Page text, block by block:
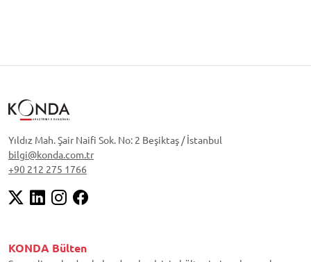
Yıldız Mah. Şair Naifi Sok. No: 2 Beşiktaş / İstanbul
bilgi@konda.com.tr
+90 212 275 1766
KONDA Bülten